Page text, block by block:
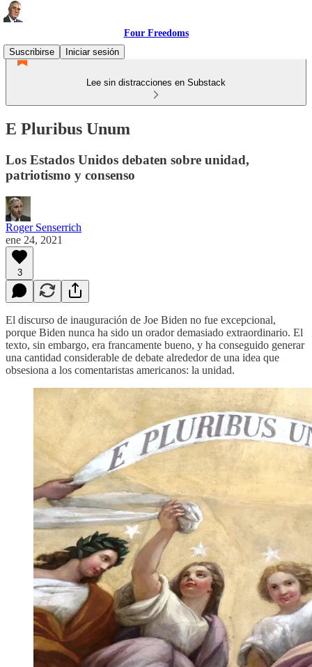
Four Freedoms
Suscribirse
Iniciar sesión
Lee sin distracciones en Substack
E Pluribus Unum
Los Estados Unidos debaten sobre unidad,
patriotismo y consenso
Roger Senserrich
ene 24, 2021
3
El discurso de inauguración de Joe Biden no fue excepcional,
porque Biden nunca ha sido un orador demasiado extraordinario. El
texto, sin embargo, era francamente bueno, y ha conseguido generar
una cantidad considerable de debate alrededor de una idea que
obsesiona a los comentaristas americanos: la unidad.